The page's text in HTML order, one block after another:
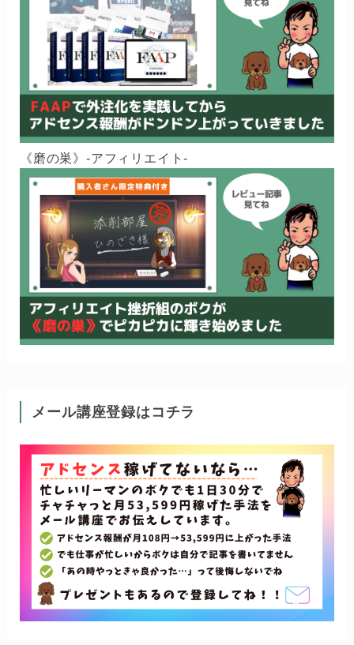
《磨の巣》-アフィリエイト-
メール講座登録はコチラ